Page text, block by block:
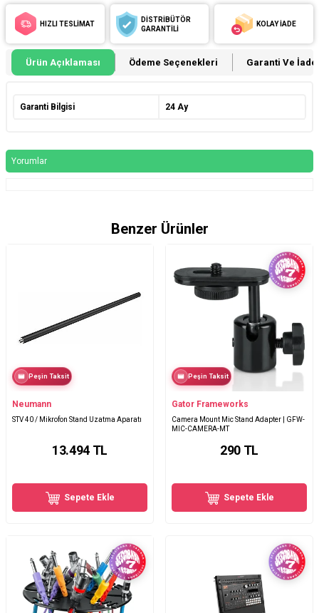
HIZLI TESLİMAT
DİSTRİBÜTÖR
GARANTİLİ
KOLAY İADE
Ürün Açıklaması Ödeme Seçenekleri Garanti Ve İade
Garanti Bilgisi 24 Ay
Yorumlar
Benzer Ürünler
Peşin Taksit
Neumann
STV 40 / Mikrofon Stand Uzatma Aparatı
13.494TL
Sepete Ekle
Peşin Taksit
Gator Frameworks
Camera Mount Mic Stand Adapter | GFW-
MIC-CAMERA-MT
290 TL
Sepete Ekle